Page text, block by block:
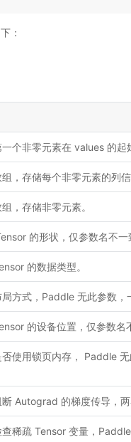
：
个非零元素在 values 的起
，存储每个非零元素的列
，存储非零元素。
的形状，仅参数名不一
的数据类型。
方式，Paddle 无此参数，
的设备位置，仅参数名
使用锁页内存， Paddle
Autograd 的梯度传导，两
稀疏 Tensor 变量，